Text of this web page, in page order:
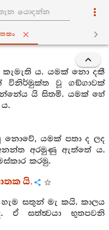
කැමැති ය. යමක් නො දකී
විනිර්මුක්ත වූ ගඞ්ගාවක්
යි සිතමි. යමක් හේ
නොවේ, යමක් පතා ද ලද
අරමුණු ඇත්තේ ය.
කරමු.
යි.
හැම සතුන් මැ කයි. කාලය
ඒ සත්ත්‍වයා භුතපවනි